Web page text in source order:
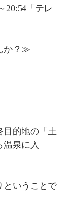
20:54「テレ
か？≫
目的地の「土
温泉に入
ということで